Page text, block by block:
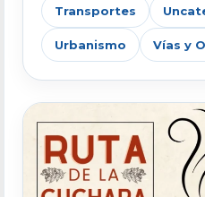
Transportes
Urbanismo Vías y